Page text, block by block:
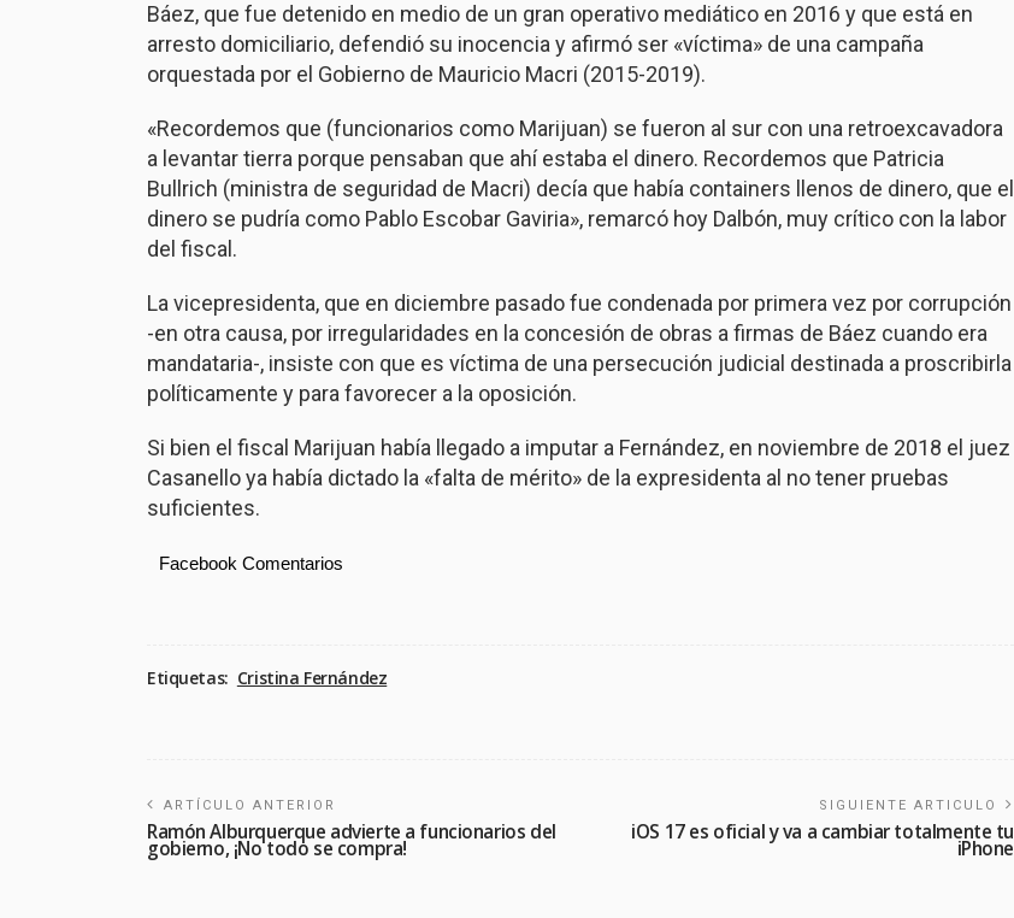
Báez, que fue detenido en medio de un gran operativo mediático en 2016 y que está en
arresto domiciliario, defendió su inocencia y afirmó ser «víctima» de una campaña
orquestada por el Gobierno de Mauricio Macri (2015-2019).
«Recordemos que (funcionarios como Marijuan) se fueron al sur con una retroexcavadora
a levantar tierra porque pensaban que ahí estaba el dinero. Recordemos que Patricia
Bullrich (ministra de seguridad de Macri) decía que había containers llenos de dinero, que el
dinero se pudría como Pablo Escobar Gaviria», remarcó hoy Dalbón, muy crítico con la labor
del fiscal.
La vicepresidenta, que en diciembre pasado fue condenada por primera vez por corrupción
-en otra causa, por irregularidades en la concesión de obras a firmas de Báez cuando era
mandataria-, insiste con que es víctima de una persecución judicial destinada a proscribirla
políticamente y para favorecer a la oposición.
Si bien el fiscal Marijuan había llegado a imputar a Fernández, en noviembre de 2018 el juez
Casanello ya había dictado la «falta de mérito» de la expresidenta al no tener pruebas
suficientes.
Facebook Comentarios
Etiquetas: Cristina Fernández
ARTÍCULO ANTERIOR
Ramón Alburquerque advierte a funcionarios del
gobierno, ¡No todo se compra!
SIGUIENTE ARTICULO
iOS 17 es oficial y va a cambiar totalmente tu
iPhone